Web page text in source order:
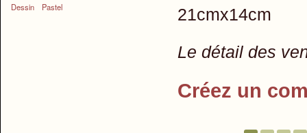
Dessin Pastel
21cmx14cm
Le détail des
Créez un